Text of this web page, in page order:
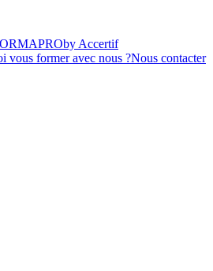
PROby Accertif
vous former avec nous ?Nous contacter